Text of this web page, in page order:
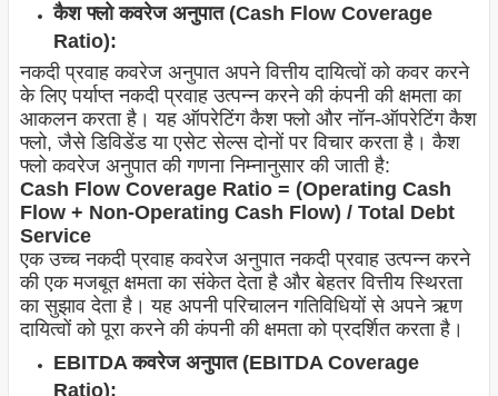
कैश फ्लो कवरेज अनुपात (Cash Flow Coverage
Ratio):
नकदी प्रवाह कवरेज अनुपात अपने वित्तीय दायित्वों को कवर करने
के लिए पर्याप्त नकदी प्रवाह उत्पन्न करने की कंपनी की क्षमता का
आकलन करता है। यह ऑपरेटिंग कैश फ्लो और नॉन-ऑपरेटिंग कैश
फ्लो, जैसे डिविडेंड या एसेट सेल्स दोनों पर विचार करता है। कैश
फ्लो कवरेज अनुपात की गणना निम्नानुसार की जाती है:
Cash Flow Coverage Ratio = (Operating Cash
Flow + Non-Operating Cash Flow) / Total Debt
Service
एक उच्च नकदी प्रवाह कवरेज अनुपात नकदी प्रवाह उत्पन्न करने
की एक मजबूत क्षमता का संकेत देता है और बेहतर वित्तीय स्थिरता
का सुझाव देता है। यह अपनी परिचालन गतिविधियों से अपने ऋण
दायित्वों को पूरा करने की कंपनी की क्षमता को प्रदर्शित करता है।
EBITDA कवरेज अनुपात (EBITDA Coverage
Ratio):